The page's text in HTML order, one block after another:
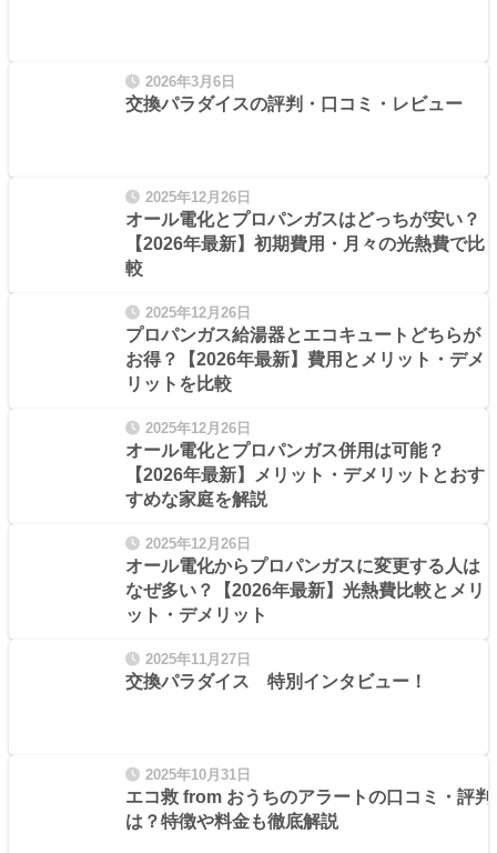
2026年3月6日
交換パラダイスの評判・口コミ・レビュー
2025年12月26日
オール電化とプロパンガスはどっちが安い？
【2026年最新】初期費用・月々の光熱費で比
較
2025年12月26日
プロパンガス給湯器とエコキュートどちらが
お得？【2026年最新】費用とメリット・デメ
リットを比較
2025年12月26日
オール電化とプロパンガス併用は可能？
【2026年最新】メリット・デメリットとおす
すめな家庭を解説
2025年12月26日
オール電化からプロパンガスに変更する人は
なぜ多い？【2026年最新】光熱費比較とメリ
ット・デメリット
2025年11月27日
交換パラダイス 特別インタビュー！
2025年10月31日
エコ救 from おうちのアラートの口コミ・評判
は？特徴や料金も徹底解説